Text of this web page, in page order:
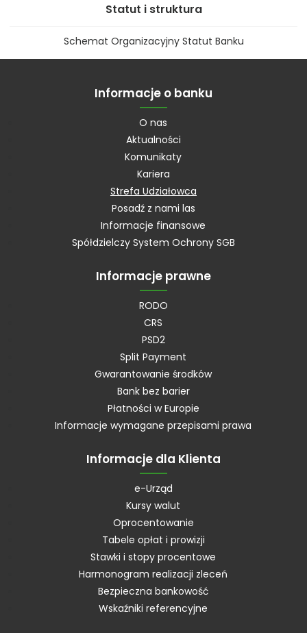
Statut i struktura
Schemat Organizacyjny Statut Banku
Informacje o banku
O nas
Aktualności
Komunikaty
Kariera
Strefa Udziałowca
Posadź z nami las
Informacje finansowe
Spółdzielczy System Ochrony SGB
Informacje prawne
RODO
CRS
PSD2
Split Payment
Gwarantowanie środków
Bank bez barier
Płatności w Europie
Informacje wymagane przepisami prawa
Informacje dla Klienta
e-Urząd
Kursy walut
Oprocentowanie
Tabele opłat i prowizji
Stawki i stopy procentowe
Harmonogram realizacji zleceń
Bezpieczna bankowość
Wskaźniki referencyjne